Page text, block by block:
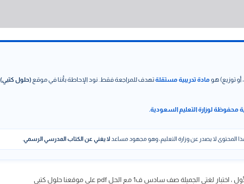
أو توزيع) هو مادة تدريبية مستقلةتهدف للمراجعة فقط. نود الإحاطة بأننا في موقع (حلول كتبي)
محفوظة لوزارة التعليم السعودية.
المحتوى لا يصدر عن وزارة التعليم، وهو مجهود مساعدلا يغني عن الكتاب المدرسي الرسمي.